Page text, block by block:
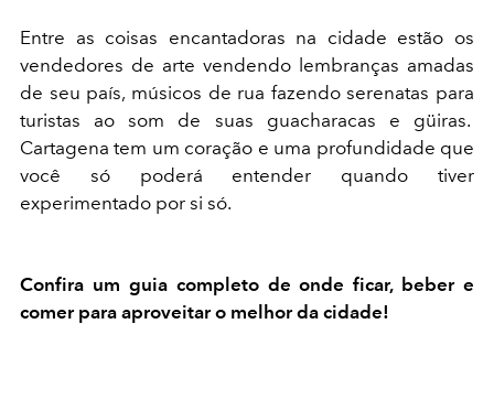
Entre as coisas encantadoras na cidade estão os
vendedores de arte vendendo lembranças amadas
de seu país, músicos de rua fazendo serenatas para
turistas ao som de suas guacharacas e güiras.
Cartagena tem um coração e uma profundidade que
você só poderá entender quando tiver
experimentado por si só.
Confira um guia completo de onde ficar, beber e
comer para aproveitar o melhor da cidade!